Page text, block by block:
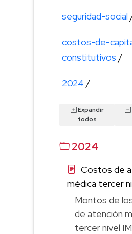
seguridad-social
costos-de-
constitutivos /
2024 /
Expandir
todos
2024
Costos de
médica tercer
Montos de
de atención
tercer nivel